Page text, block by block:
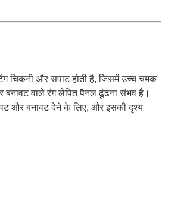
चिकनी और सपाट होती है, जिसमें उच्च चमक
बनावट वाले रंग लेपित पैनल ढूंढना संभव है।
और बनावट देने के लिए, और इसकी दृश्य